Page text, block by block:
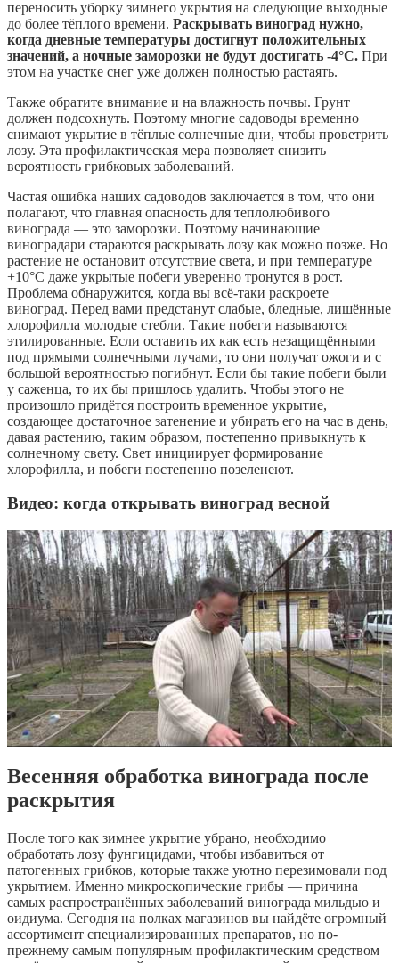
переносить уборку зимнего укрытия на следующие выходные
до более тёплого времени. Раскрывать виноград нужно,
когда дневные температуры достигнут положительных
значений, а ночные заморозки не будут достигать -4°С. При
этом на участке снег уже должен полностью растаять.
Также обратите внимание и на влажность почвы. Грунт
должен подсохнуть. Поэтому многие садоводы временно
снимают укрытие в тёплые солнечные дни, чтобы проветрить
лозу. Эта профилактическая мера позволяет снизить
вероятность грибковых заболеваний.
Частая ошибка наших садоводов заключается в том, что они
полагают, что главная опасность для теплолюбивого
винограда — это заморозки. Поэтому начинающие
виноградари стараются раскрывать лозу как можно позже. Но
растение не остановит отсутствие света, и при температуре
+10°С даже укрытые побеги уверенно тронутся в рост.
Проблема обнаружится, когда вы всё-таки раскроете
виноград. Перед вами предстанут слабые, бледные, лишённые
хлорофилла молодые стебли. Такие побеги называются
этилированные. Если оставить их как есть незащищёнными
под прямыми солнечными лучами, то они получат ожоги и с
большой вероятностью погибнут. Если бы такие побеги были
у саженца, то их бы пришлось удалить. Чтобы этого не
произошло придётся построить временное укрытие,
создающее достаточное затенение и убирать его на час в день,
давая растению, таким образом, постепенно привыкнуть к
солнечному свету. Свет инициирует формирование
хлорофилла, и побеги постепенно позеленеют.
Видео: когда открывать виноград весной
Весенняя обработка винограда после
раскрытия
После того как зимнее укрытие убрано, необходимо
обработать лозу фунгицидами, чтобы избавиться от
патогенных грибков, которые также уютно перезимовали под
укрытием. Именно микроскопические грибы — причина
самых распространённых заболеваний винограда мильдью и
оидиума. Сегодня на полках магазинов вы найдёте огромный
ассортимент специализированных препаратов, но по-
прежнему самым популярным профилактическим средством